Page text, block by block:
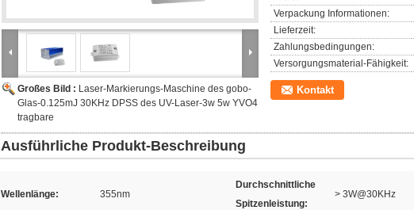
Großes Bild : Laser-Markierungs-Maschine des gobo-
Glas-0.125mJ 30KHz DPSS des UV-Laser-3w 5w YVO4
tragbare
Verpackung Informationen:
Lieferzeit:
Zahlungsbedingungen:
Versorgungsmaterial-Fähigkeit:
Kontakt
Ausführliche Produkt-Beschreibung
Wellenlänge: 355nm
Durchschnittliche
Spitzenleistung:
> 3W@30KHz